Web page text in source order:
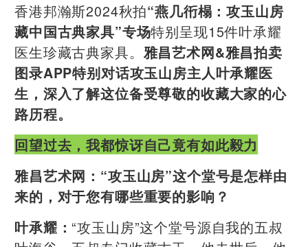
香港邦瀚斯2024秋拍“燕几衎榻：攻玉山房
藏中国古典家具”专场特别呈现15件叶承耀
医生珍藏古典家具。 雅昌艺术网&雅昌拍卖
图录APP特别对话攻玉山房主人叶承耀医
生，深入了解这位备受尊敬的收藏大家的心
路历程。
回望过去，我都惊讶自己竟有如此毅力
雅昌艺术网：“攻玉山房”这个堂号是怎样由
来的，对于您有哪些重要的影响？
叶承耀： “攻玉山房”这个堂号源自我的五叔